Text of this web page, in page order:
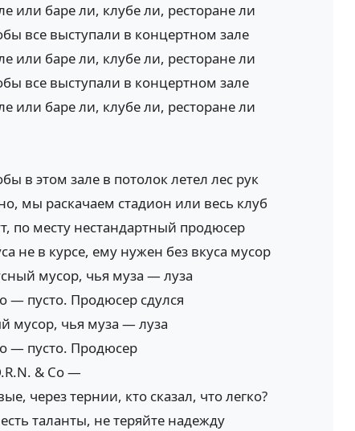
или баре ли, клубе ли, ресторане ли
все выступали в концертном зале
или баре ли, клубе ли, ресторане ли
все выступали в концертном зале
или баре ли, клубе ли, ресторане ли
в этом зале в потолок летел лес рук
мы раскачаем стадион или весь клуб
по месту нестандартный продюсер
не в курсе, ему нужен без вкуса мусор
мусор, чья муза — луза
— пусто. Продюсер сдулся
мусор, чья муза — луза
— пусто. Продюсер
& Co —
через тернии, кто сказал, что легко?
таланты, не теряйте надежду